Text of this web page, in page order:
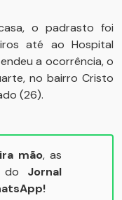
o padrasto foi
até ao Hospital
a ocorrência, o
no bairro Cristo
(26).
mão, as
do Jornal